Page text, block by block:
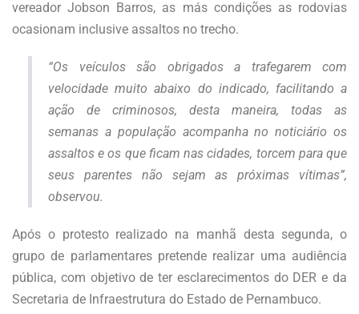
vereador Jobson Barros, as más condições as rodovias
ocasionam inclusive assaltos no trecho.
“Os veículos são obrigados a trafegarem com
velocidade muito abaixo do indicado, facilitando a
ação de criminosos, desta maneira, todas as
semanas a população acompanha no noticiário os
assaltos e os que ficam nas cidades, torcem para que
seus parentes não sejam as próximas vítimas”,
observou.
Após o protesto realizado na manhã desta segunda, o
grupo de parlamentares pretende realizar uma audiência
pública, com objetivo de ter esclarecimentos do DER e da
Secretaria de Infraestrutura do Estado de Pernambuco.